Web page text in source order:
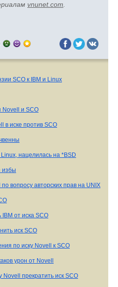
vnunet.com
SCO к IBM и Linux
Novell и SCO
в иске против SCO
нацелилась на *BSD
избы
вопросу авторских прав на UNIX
от иска SCO
иск SCO
по иску Novell к SCO
урон от Novell
Novell прекратить иск SCO